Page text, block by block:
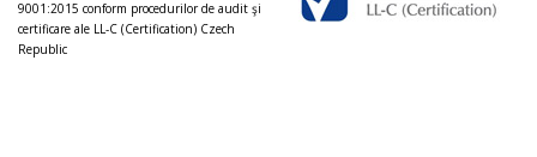
9001:2015 conform procedurilor de audit şi
certificare ale LL-C (Certification) Czech
Republic